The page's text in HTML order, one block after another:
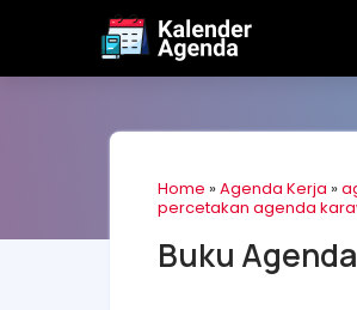
Home »Agenda Kerja »
percetakan agenda
Buku